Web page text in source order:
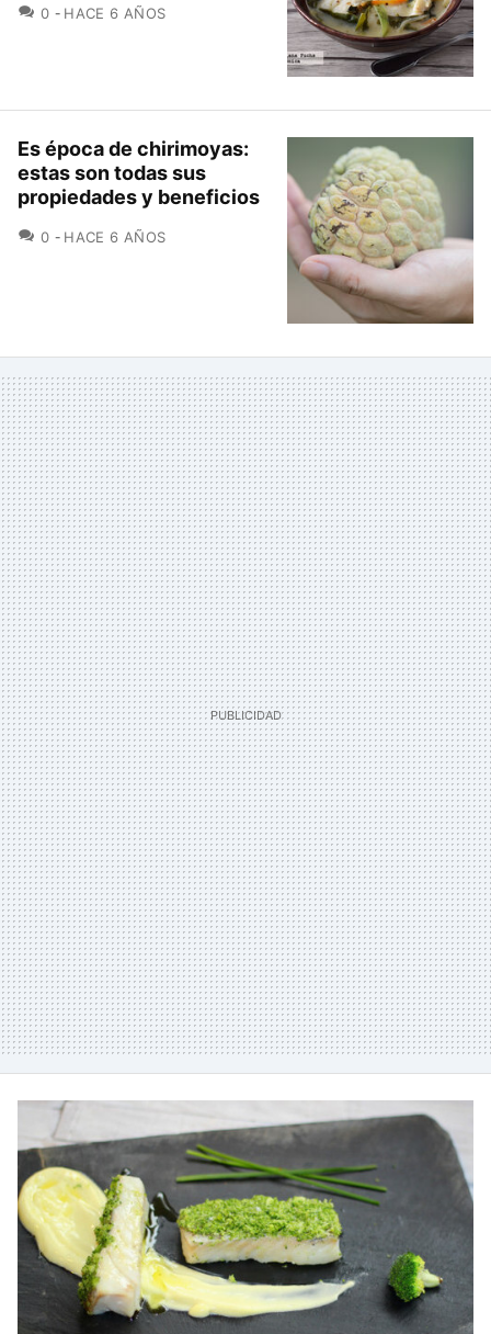
0 COMENTARIOS
HACE 6 AÑOS
Es época de chirimoyas:
estas son todas sus
propiedades y beneficios
0 COMENTARIOS
HACE 6 AÑOS